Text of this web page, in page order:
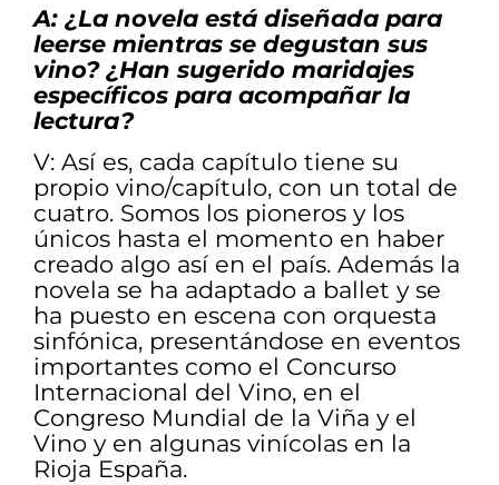
A: ¿La novela está diseñada para
leerse mientras se degustan sus
vino? ¿Han sugerido maridajes
específicos para acompañar la
lectura?
V: Así es, cada capítulo tiene su
propio vino/capítulo, con un total de
cuatro. Somos los pioneros y los
únicos hasta el momento en haber
creado algo así en el país. Además la
novela se ha adaptado a ballet y se
ha puesto en escena con orquesta
sinfónica, presentándose en eventos
importantes como el Concurso
Internacional del Vino, en el
Congreso Mundial de la Viña y el
Vino y en algunas vinícolas en la
Rioja España.